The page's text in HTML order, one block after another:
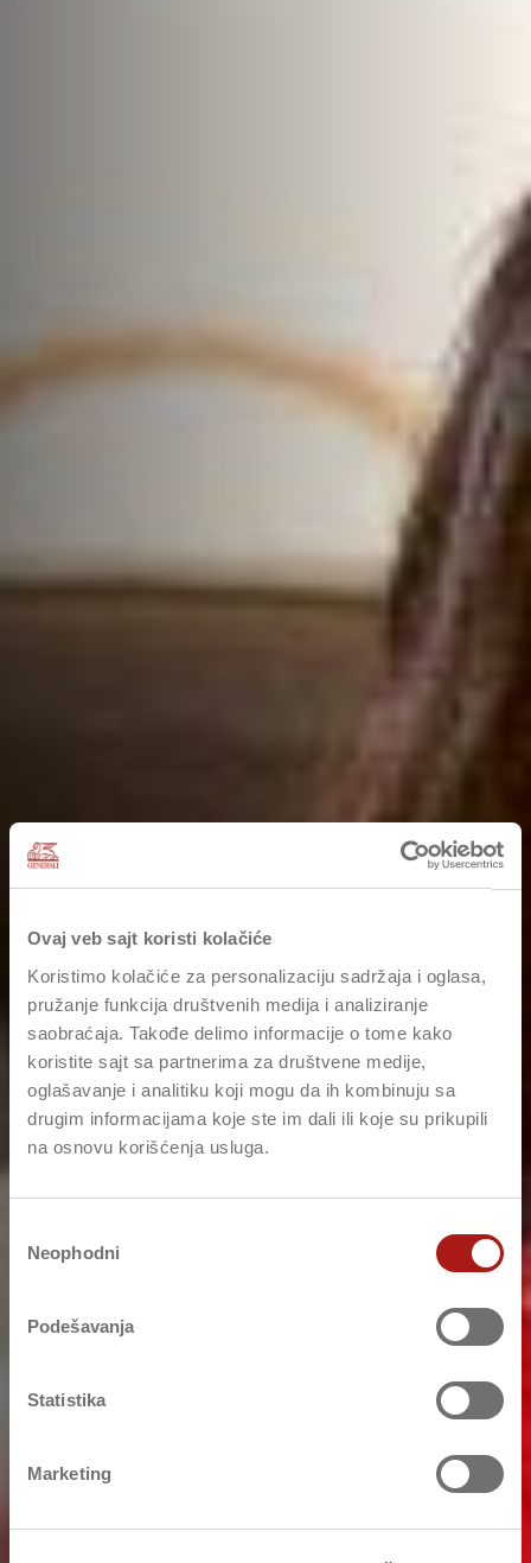
Ovaj veb sajt koristi kolačiće
Koristimo kolačiće za personalizaciju sadržaja i oglasa,
pružanje funkcija društvenih medija i analiziranje
saobraćaja. Takođe delimo informacije o tome kako
koristite sajt sa partnerima za društvene medije,
oglašavanje i analitiku koji mogu da ih kombinuju sa
drugim informacijama koje ste im dali ili koje su prikupili
na osnovu korišćenja usluga.
сагласности
Neophodni
Podešavanja
Statistika
Marketing